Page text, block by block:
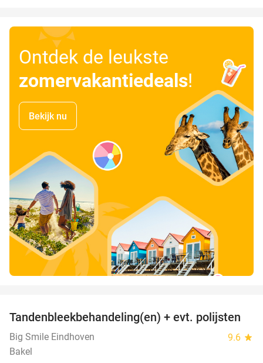
Ontdek de leukste
zomervakantiedeals!
Bekijk nu
42%
Tandenbleekbehandeling(en) + evt. polijsten
Big Smile Eindhoven 9.6 star
Bakel